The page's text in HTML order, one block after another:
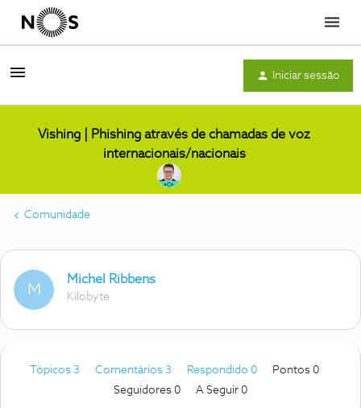
Menu
Iniciar sessão
Vishing | Phishing através de chamadas de voz
internacionais/nacionais
Comunidade
M
Michel Ribbens
Kilobyte
Tópicos 3 Comentários 3 Respondido 0
Pontos 0
Seguidores 0 A Seguir 0